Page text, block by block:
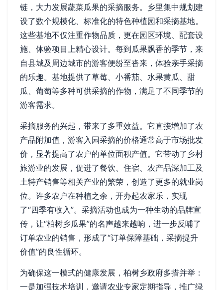
链，大力发展蔬菜瓜果的采摘服务。乡里集中规划建
设了数个规模化、标准化的特色种植园和采摘基地。
这些基地不仅注重作物品质，更在园区环境、配套设
施、体验项目上精心设计。每到瓜果飘香的季节，来
自县城及周边城市的游客便纷至沓来，体验亲手采摘
的乐趣。基地提供了草莓、小番茄、水果黄瓜、甜
瓜、葡萄等多种可供采摘的作物，满足了不同季节的
游客需求。
采摘服务的兴起，带来了多重效益。它直接增加了农
产品附加值，游客入园采摘的价格通常高于市场批发
价，显著提高了农户的单位面积产值。它带动了乡村
旅游业的发展，促进了餐饮、住宿、农产品深加工及
土特产销售等相关产业的繁荣，创造了更多的就业岗
位。许多农户在种植之余，开办起农家乐，实现
了“四季有收入”。采摘活动也成为一种生动的品牌宣
传，让“柏树乡瓜果”的名声越来越响，进一步反哺了
订单农业的销售，形成了“订单保障基础，采摘提升
价值”的良性循环。
为确保这一模式的健康发展，柏树乡政府多措并举：
一是加强技术培训，邀请农业专家定期指导，推广绿